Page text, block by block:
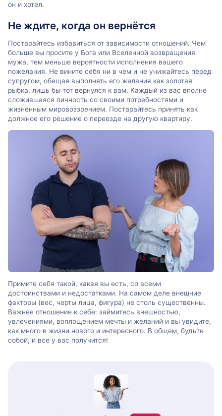
он и хотел.
Не ждите, когда он вернётся
Постарайтесь избавиться от зависимости отношений. Чем
больше вы просите у Бога или Вселенной возвращения
мужа, тем меньше вероятности исполнения вашего
пожелания. Не вините себя ни в чем и не унижайтесь перед
супругом, обещая выполнять его желания как золотая
рыбка, лишь бы тот вернулся к вам. Каждый из вас вполне
сложившаяся личность со своими потребностями и
жизненным мировоззрением. Постарайтесь принять как
должное его решение о переезде на другую квартиру.
Примите себя такой, какая вы есть, со всеми
достоинствами и недостатками. На самом деле внешние
факторы (вес, черты лица, фигура) не столь существенны.
Важнее отношение к себе: займитесь внешностью,
увлечениями, воплощением мечты и желаний и вы увидите,
как много в жизни нового и интересного. В общем, будьте
собой, и все у вас получится!